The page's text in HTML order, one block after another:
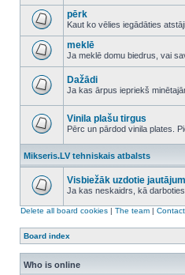
unread
posts
unread
posts
pērk
Kaut ko vēlies iegādāties
unread
posts
meklē
Ja meklē domu biedrus, vai
unread
posts
Dažādi
Ja kas ārpus iepriekš
unread
posts
Vinila plašu tirgus
Pērc un pārdod vinila plates.
Mikseris.LV tehniskais atbalsts
unread
Visbiežāk uzdotie
Ja kas neskaidrs, kā
Delete all board cookies | The team |
Board index
Who is online